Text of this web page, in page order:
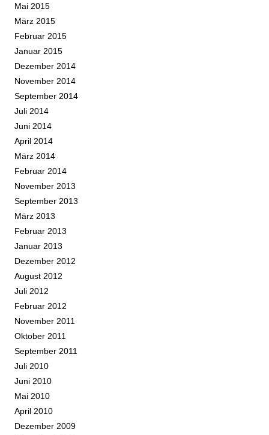
Mai 2015
März 2015
Februar 2015
Januar 2015
Dezember 2014
November 2014
September 2014
Juli 2014
Juni 2014
April 2014
März 2014
Februar 2014
November 2013
September 2013
März 2013
Februar 2013
Januar 2013
Dezember 2012
August 2012
Juli 2012
Februar 2012
November 2011
Oktober 2011
September 2011
Juli 2010
Juni 2010
Mai 2010
April 2010
Dezember 2009